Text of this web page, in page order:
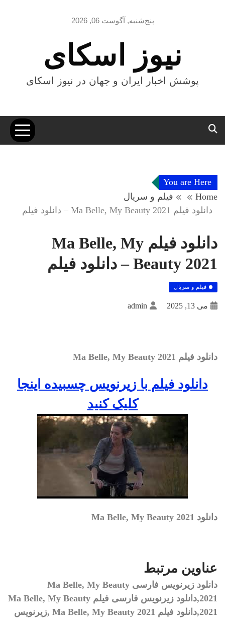
پنج‌شنبه, آگوست 06, 2026
نیوز اسکای
پوشش اخبار ایران و جهان در نیوز اسکای
You are Here
Home
فیلم و سریال
دانلود فیلم Ma Belle, My Beauty 2021 – دانلود فیلم
دانلود فیلم Ma Belle, My
Beauty 2021 – دانلود فیلم
فیلم و سریال
می 13, 2025 admin
دانلود فیلم Ma Belle, My Beauty 2021
دانلود فيلم با زيرنويس چسبيده اينجا
کليک کنيد
دانلود Ma Belle, My Beauty 2021
عناوین مرتبط
دانلود زیرنویس فارسی Ma Belle, My Beauty
2021, دانلود زیرنویس فارسی فیلم Ma Belle, My Beauty
2021, دانلود فیلم Ma Belle, My Beauty 2021 , زیرنویس